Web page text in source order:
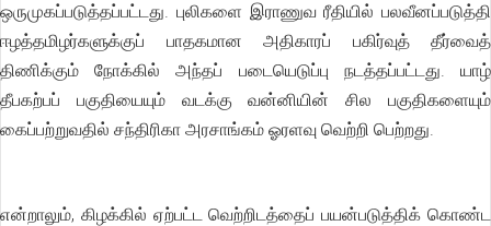
ஒருமுகப்படுத்தப்பட்டது. புலிகளை இராணுவ ரீதியில் பலவீனப்படுத்தி
ஈழத்தமிழர்களுக்குப் பாதகமான அதிகாரப் பகிர்வுத் தீர்வைத்
திணிக்கும் நோக்கில் அந்தப் படையெடுப்பு நடத்தப்பட்டது. யாழ்
தீபகற்பப் பகுதியையும் வடக்கு வன்னியின் சில பகுதிகளையும்
கைப்பற்றுவதில் சந்திரிகா அரசாங்கம் ஓரளவு வெற்றி பெற்றது.
என்றாலும், கிழக்கில் ஏற்பட்ட வெற்றிடத்தைப் பயன்படுத்திக் கொண்ட